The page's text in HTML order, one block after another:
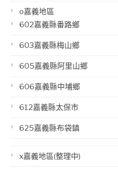
o嘉義地區
602嘉義縣番路鄉
603嘉義縣梅山鄉
605嘉義縣阿里山鄉
606嘉義縣中埔鄉
612嘉義縣太保市
625嘉義縣布袋鎮
x嘉義地區(整理中)